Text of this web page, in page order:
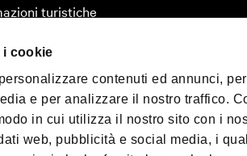
i cookie
contenuti ed annunci,
e per analizzare il nostro traffico.
in cui utilizza il nostro sito con i
web, pubblicità e social media, i
turistiche
accessibile
& Press